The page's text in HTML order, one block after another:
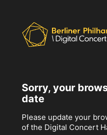
Sorry, your
date
Please update your
of the Digital Concert